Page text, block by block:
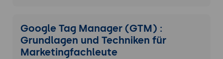
Google Tag Manager (GTM) :
Grundlagen und Techniken für
Marketingfachleute